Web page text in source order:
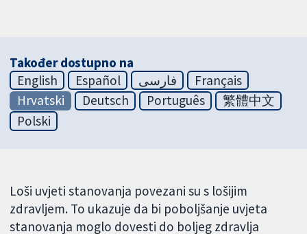
Također dostupno na
English
Español فارسی
Français
Hrvatski
Deutsch Português
繁體中文
Polski
Loši uvjeti stanovanja povezani su s lošijim
zdravljem. To ukazuje da bi poboljšanje uvjeta
stanovanja moglo dovesti do boljeg zdravlja